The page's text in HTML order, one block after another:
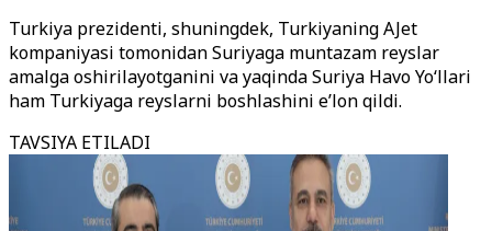
Turkiya prezidenti, shuningdek, Turkiyaning AJet
kompaniyasi tomonidan Suriyaga muntazam reyslar
amalga oshirilayotganini va yaqinda Suriya Havo Yo‘llari
ham Turkiyaga reyslarni boshlashini e’lon qildi.
TAVSIYA ETILADI